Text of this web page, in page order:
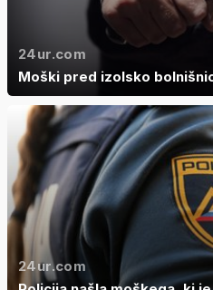
24ur.com
Moški pred izolsko
24ur.com